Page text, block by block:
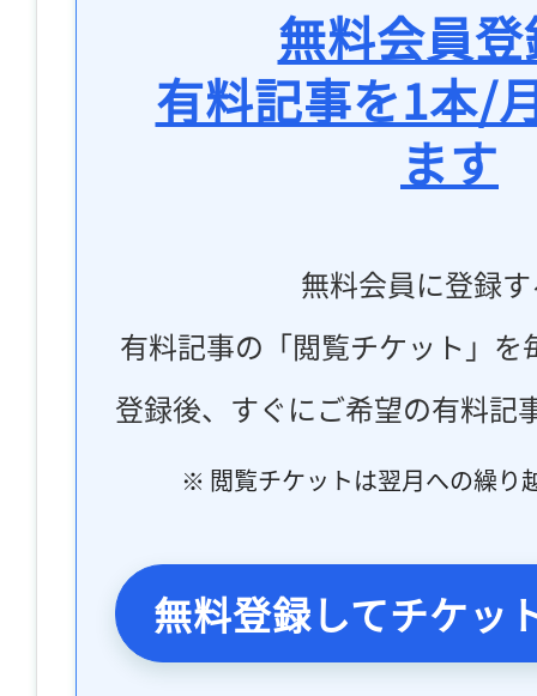
無料会員
有料記事を1本/
ます
無料会員に登録
有料記事の「閲覧チケット」
登録後、すぐにご希望の有料記
※ 閲覧チケットは翌月への繰り
無料登録してチケッ